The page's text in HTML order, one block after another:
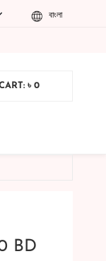
বাংলা
পণ্য ভেঙে গেছে নষ্ট
৳ 0
BD